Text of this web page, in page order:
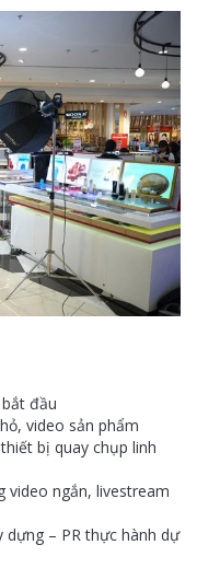
đầu
video sản phẩm
bị quay chụp linh
ngắn, livestream
– PR thực hành dự